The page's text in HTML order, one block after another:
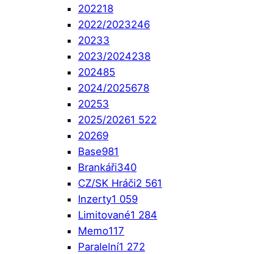
202218
2022/2023246
20233
2023/2024238
202485
2024/2025678
20253
2025/20261 522
20269
Base981
Brankáři340
CZ/SK Hráči2 561
Inzerty1 059
Limitované1 284
Memo117
Paralelní1 272